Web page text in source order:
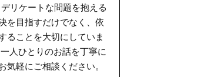
リケートな問題を抱える
を目指すだけでなく、依
ることを大切にしていま
人ひとりのお話を丁寧に
軽にご相談ください。